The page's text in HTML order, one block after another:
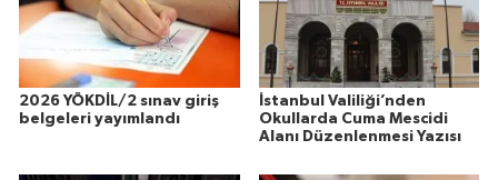
2026 YÖKDİL/2 sınav giriş
belgeleri yayımlandı
İstanbul Valiliği’nden
Okullarda Cuma Mescidi
Alanı Düzenlenmesi Yazısı